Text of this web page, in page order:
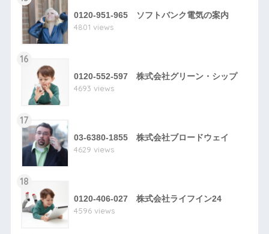
0120-951-965 ソフトバンク電気の案内
4801 views
16
0120-552-597 株式会社グリーン・シップ
4693 views
17
03-6380-1855 株式会社ブロードウェイ
4629 views
18
0120-406-027 株式会社ライフイン24
4596 views